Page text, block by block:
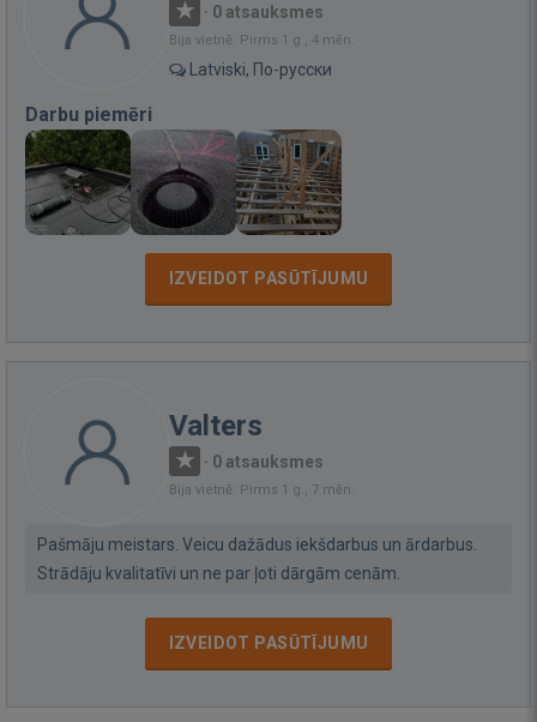
· 0 atsauksmes
Bija vietnē: Pirms 1 g., 4 mēn.
Latviski, По-русски
Darbu piemēri
IZVEIDOT PASŪTĪJUMU
Valters
· 0 atsauksmes
Bija vietnē: Pirms 1 g., 7 mēn.
Pašmāju meistars. Veicu dažādus iekšdarbus un ārdarbus.
Strādāju kvalitatīvi un ne par ļoti dārgām cenām.
IZVEIDOT PASŪTĪJUMU